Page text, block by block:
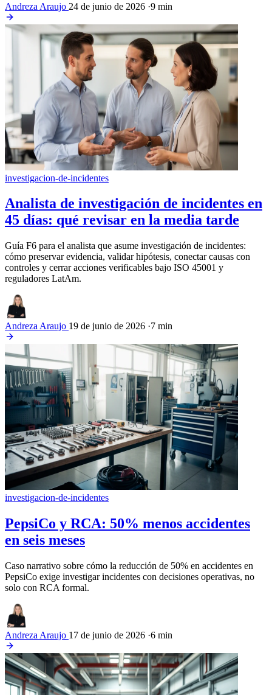
Andreza Araujo 24 de junio de 2026 ·9 min
investigacion-de-incidentes
Analista de investigación de incidentes en
45 días: qué revisar en la media tarde
Guía F6 para el analista que asume investigación de incidentes:
cómo preservar evidencia, validar hipótesis, conectar causas con
controles y cerrar acciones verificables bajo ISO 45001 y
reguladores LatAm.
Andreza Araujo 19 de junio de 2026 ·7 min
investigacion-de-incidentes
PepsiCo y RCA: 50% menos accidentes
en seis meses
Caso narrativo sobre cómo la reducción de 50% en accidentes en
PepsiCo exige investigar incidentes con decisiones operativas, no
solo con RCA formal.
Andreza Araujo 17 de junio de 2026 ·6 min